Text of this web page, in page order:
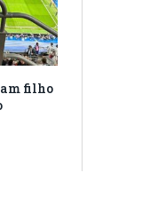
filho